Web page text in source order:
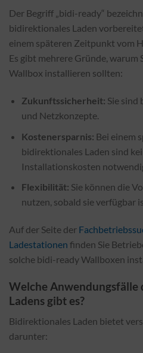
Der Begriff „bidi-ready“
bidirektionales Laden
einem späteren Zeitpunkt vom
Es gibt mehrere Gründe, warum
Wallbox installieren sollten:
Zukunftssicherheit: Sie sind
und Netzkonzepte.
Kostenersparnis: Bei einem
bidirektionales Laden sind
Installationskosten
Flexibilität: Sie können die
nutzen, sobald sie verfügbar
Auf der Seite der
Ladestationen finden Sie
solche bidi-ready Wallboxen
Welche Anwendungsfälle
Ladens gibt es?
Bidirektionales Laden bietet
darunter: